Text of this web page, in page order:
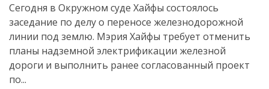
Сегодня в Окружном суде Хайфы состоялось
заседание по делу о переносе железнодорожной
линии под землю. Мэрия Хайфы требует отменить
планы надземной электрификации железной
дороги и выполнить ранее согласованный проект
по...